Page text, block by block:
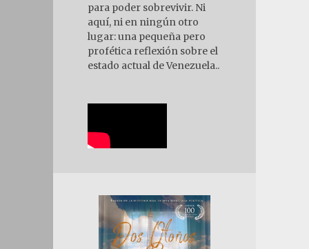
para poder sobrevivir. Ni
aquí, ni en ningún otro
lugar: una pequeña pero
profética reflexión sobre el
estado actual de Venezuela..